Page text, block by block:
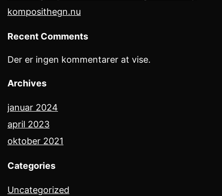
komposithegn.nu
Recent Comments
Der er ingen kommentarer at vise.
Archives
januar 2024
april 2023
oktober 2021
Categories
Uncategorized